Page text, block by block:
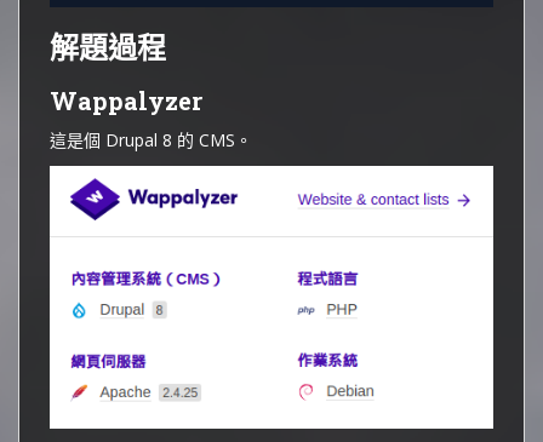
解題過程
Wappalyzer
這是個 Drupal 8 的 CMS。